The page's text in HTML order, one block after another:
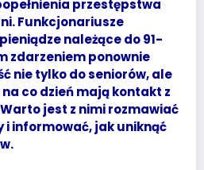
przestępstwa
Funkcjonariusze
należące do 91-
zdarzeniem ponownie
nie tylko do seniorów, ale
co dzień mają kontakt z
jest z nimi rozmawiać
informować, jak uniknąć